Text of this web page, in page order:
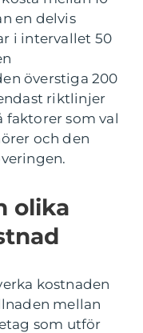
en delvis
i intervallet 50
överstiga 200
riktlinjer
faktorer som val
och den
olika
kostnaden
mellan
som utför